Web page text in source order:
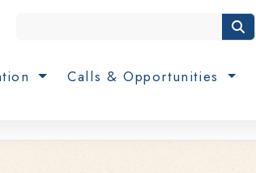
Calls & Opportunities